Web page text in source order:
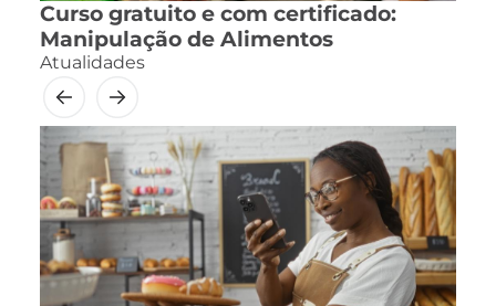
Curso gratuito e com certificado:
Manipulação de Alimentos
Atualidades